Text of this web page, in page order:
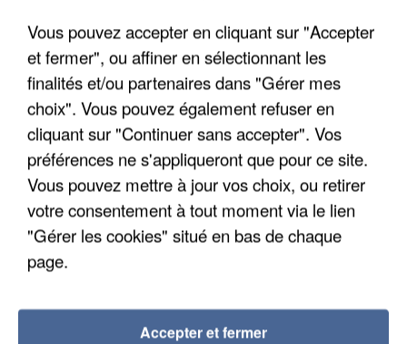
APRÈS TOUTES CES CANICULES, LES REFUGES
DE FAUNE SAUVAGE SONT...
Vous pouvez accepter en cliquant sur "Accepter
et fermer", ou affiner en sélectionnant les
finalités et/ou partenaires dans "Gérer mes
choix". Vous pouvez également refuser en
cliquant sur "Continuer sans accepter". Vos
préférences ne s'appliqueront que pour ce site.
Vous pouvez mettre à jour vos choix, ou retirer
votre consentement à tout moment via le lien
"Gérer les cookies" situé en bas de chaque
page.
Accepter et fermer